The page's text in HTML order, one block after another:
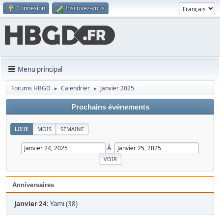
Connexion Inscrivez-vous
Menu principal
Forums HBGD ► Calendrier ► Janvier 2025
Prochains événements
LISTE MOIS SEMAINE
À
Anniversaires
Janvier 24: Yami (38)